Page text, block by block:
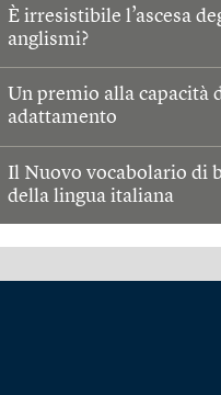
È irresistibile l’ascesa
anglismi?
Un premio alla capacità
adattamento
Il Nuovo vocabolario di
della lingua italiana